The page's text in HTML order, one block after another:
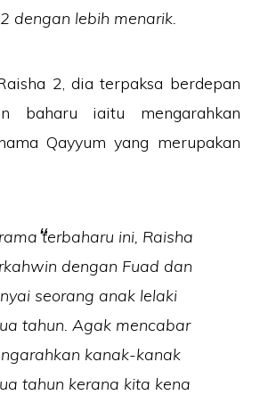
dengan lebih menarik.
2, dia terpaksa berdepan
baharu iaitu mengarahkan
Qayyum yang merupakan
terbaharu ini, Raisha
dengan Fuad dan
seorang anak lelaki
tahun. Agak mencabar
kanak-kanak
tahun kerana kita kena